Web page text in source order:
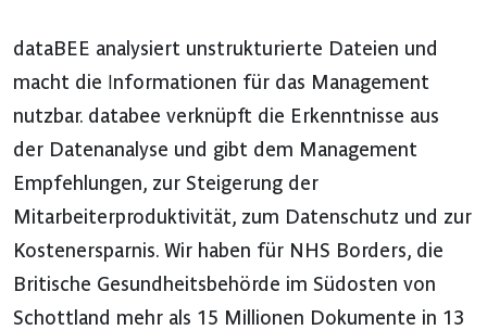
dataBEE analysiert unstrukturierte Dateien und
macht die Informationen für das Management
nutzbar. databee verknüpft die Erkenntnisse aus
der Datenanalyse und gibt dem Management
Empfehlungen, zur Steigerung der
Mitarbeiterproduktivität, zum Datenschutz und zur
Kostenersparnis. Wir haben für NHS Borders, die
Britische Gesundheitsbehörde im Südosten von
Schottland mehr als 15 Millionen Dokumente in 13